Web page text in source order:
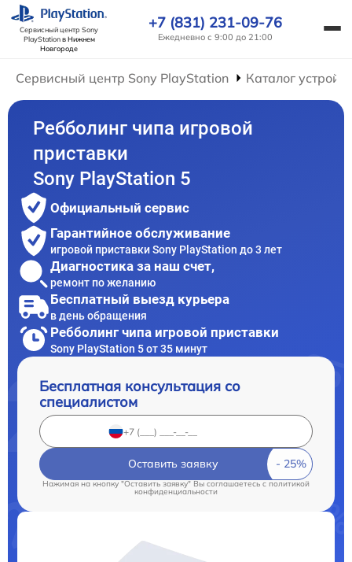
Сервисный центр Sony
PlayStationв Нижнем
Новгороде
+7 (831) 231-09-76
Ежедневно с 9:00 до 21:00
Сервисный центр Sony PlayStation Каталог
Ребболинг чипа игровой
приставки
Sony PlayStation 5
Официальный сервис
Гарантийное обслуживание
игровой приставки Sony PlayStation до 3 лет
Диагностика за наш счет,
ремонт по желанию
Бесплатный выезд курьера
в день обращения
Ребболинг чипа игровой приставки
Sony PlayStation 5 от 35 минут
Бесплатная консультация со
специалистом
Оставить заявку
Нажимая на кнопку "Оставить заявку" Вы соглашаетесь cполитикой
конфиденциальности